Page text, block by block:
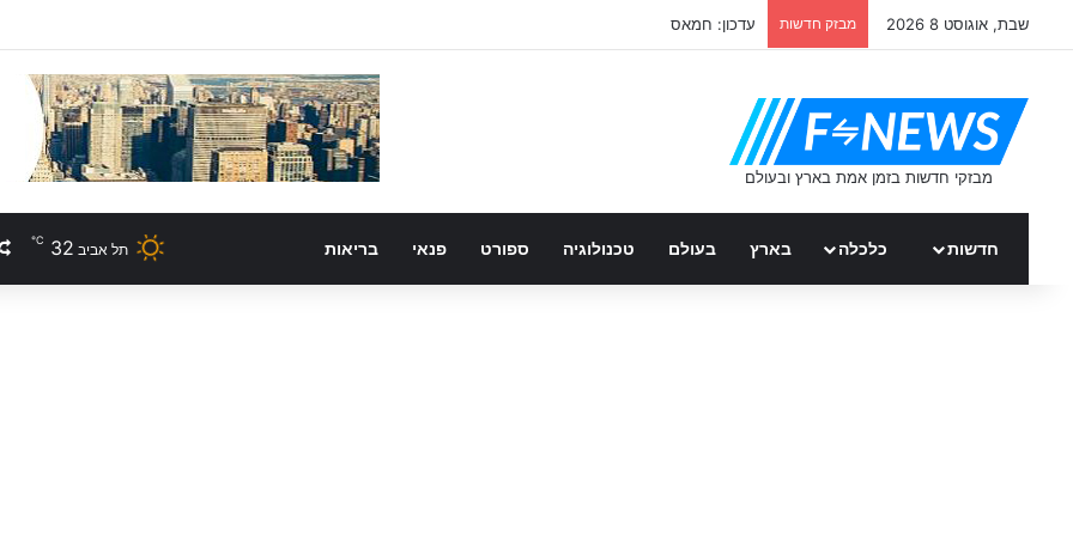
שבת, אוגוסט 8 2026 מבזק חדשות ממשלת ספרד – כל העדכונים
חדשות כלכלה בארץ בעולם טכנולוגיה ספורט פנאי בריאות תל אביב 32
℃